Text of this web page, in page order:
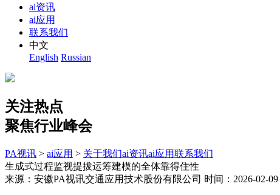
ai资讯
ai应用
联系我们
中文
English Russian
关注热点
聚焦行业峰会
PA视讯 > ai应用 > 关于我们ai资讯ai应用联系我们
生成式过程监视提拔运筹建模的全体靠得住性
来源：安徽PA视讯交通应用技术股份有限公司 时间：2026-02-09